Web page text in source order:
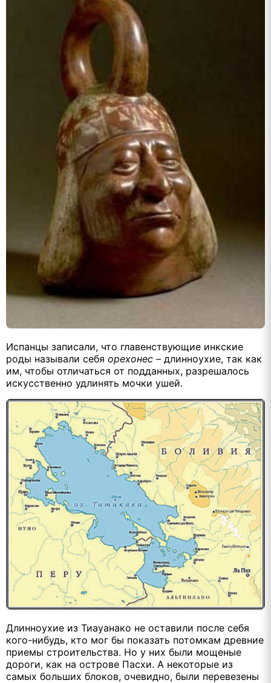
Испанцы записали, что главенствующие инкские
роды называли себя орехонес – длинноухие, так как
им, чтобы отличаться от подданных, разрешалось
искусственно удлинять мочки ушей.
Длинноухие из Тиауанако не оставили после себя
кого-нибудь, кто мог бы показать потомкам древние
приемы строительства. Но у них были мощеные
дороги, как на острове Пасхи. А некоторые из
самых больших блоков, очевидно, были перевезены